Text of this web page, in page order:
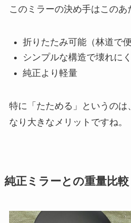
このミラーの決め手はこのあ
折りたたみ可能（林道で便
シンプルな構造で壊れに
純正より軽量
特に「たためる」というのは
なり大きなメリットですね。
純正ミラーとの重量比較